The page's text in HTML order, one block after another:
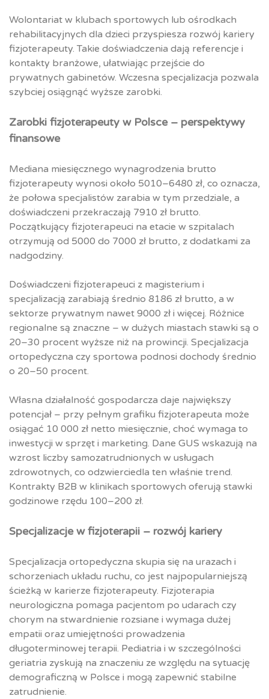
Wolontariat w klubach sportowych lub ośrodkach
rehabilitacyjnych dla dzieci przyspiesza rozwój kariery
fizjoterapeuty. Takie doświadczenia dają referencje i
kontakty branżowe, ułatwiając przejście do
prywatnych gabinetów. Wczesna specjalizacja pozwala
szybciej osiągnąć wyższe zarobki.
Zarobki fizjoterapeuty w Polsce – perspektywy
finansowe
Mediana miesięcznego wynagrodzenia brutto
fizjoterapeuty wynosi około 5010–6480 zł, co oznacza,
że połowa specjalistów zarabia w tym przedziale, a
doświadczeni przekraczają 7910 zł brutto.
Początkujący fizjoterapeuci na etacie w szpitalach
otrzymują od 5000 do 7000 zł brutto, z dodatkami za
nadgodziny.
Doświadczeni fizjoterapeuci z magisterium i
specjalizacją zarabiają średnio 8186 zł brutto, a w
sektorze prywatnym nawet 9000 zł i więcej. Różnice
regionalne są znaczne – w dużych miastach stawki są o
20–30 procent wyższe niż na prowincji. Specjalizacja
ortopedyczna czy sportowa podnosi dochody średnio
o 20–50 procent.
Własna działalność gospodarcza daje największy
potencjał – przy pełnym grafiku fizjoterapeuta może
osiągać 10 000 zł netto miesięcznie, choć wymaga to
inwestycji w sprzęt i marketing. Dane GUS wskazują na
wzrost liczby samozatrudnionych w usługach
zdrowotnych, co odzwierciedla ten właśnie trend.
Kontrakty B2B w klinikach sportowych oferują stawki
godzinowe rzędu 100–200 zł.
Specjalizacje w fizjoterapii – rozwój kariery
Specjalizacja ortopedyczna skupia się na urazach i
schorzeniach układu ruchu, co jest najpopularniejszą
ścieżką w karierze fizjoterapeuty. Fizjoterapia
neurologiczna pomaga pacjentom po udarach czy
chorym na stwardnienie rozsiane i wymaga dużej
empatii oraz umiejętności prowadzenia
długoterminowej terapii. Pediatria i w szczególności
geriatria zyskują na znaczeniu ze względu na sytuację
demograficzną w Polsce i mogą zapewnić stabilne
zatrudnienie.